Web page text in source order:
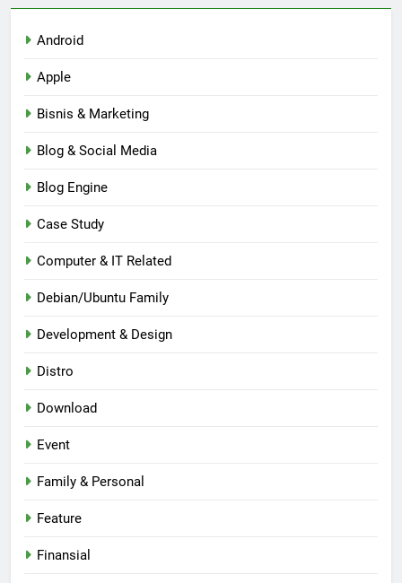
Android
Apple
Bisnis & Marketing
Blog & Social Media
Blog Engine
Case Study
Computer & IT Related
Debian/Ubuntu Family
Development & Design
Distro
Download
Event
Family & Personal
Feature
Finansial